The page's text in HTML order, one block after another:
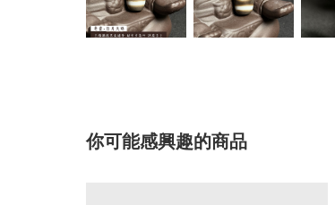
你可能感興趣的商品